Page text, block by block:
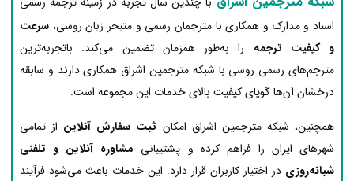
اسناد و مدارک و همکاری با مترجمان رسمی و متبحر زبان روسی، سرعت
و کیفیت ترجمه را به‌طور همزمان تضمین می‌کند. باتجربه‌ترین
مترجم‌های رسمی روسی با شبکه مترجمین اشراق همکاری دارند و سابقه
درخشان آن‌ها گویای کیفیت بالای خدمات این مجموعه است.
همچنین، شبکه مترجمین اشراق امکان ثبت سفارش آنلاین از تمامی
شهرهای ایران را فراهم کرده و پشتیبانی مشاوره آنلاین و تلفنی
شبانه‌روزی در اختیار کاربران قرار دارد. این خدمات باعث می‌شود فرآیند